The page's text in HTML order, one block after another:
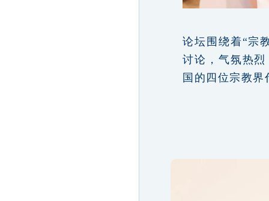
论坛围绕着“宗
讨论，气氛热
国的四位宗教